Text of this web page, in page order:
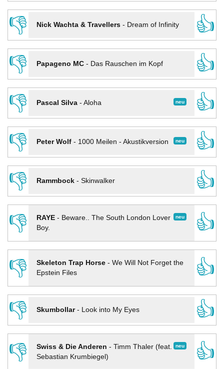
👎
Nick Wachta & Travellers- Dream of Infinity
👍
👎
Papageno MC- Das Rauschen im Kopf
👍
👎
neu
Pascal Silva- Aloha
👍
👎
neu
Peter Wolf- 1000 Meilen - Akustikversion
👍
👎
Rammbock- Skinwalker
👍
👎
neu
RAYE- Beware.. The South London Lover
Boy.
👍
👎 Skeleton Trap Horse- We Will Not Forget the
Epstein Files
👍
👎
Skumbollar- Look into My Eyes
👍
👎
neu
Swiss & Die Anderen - Timm Thaler (feat.
Sebastian Krumbiegel)
👍